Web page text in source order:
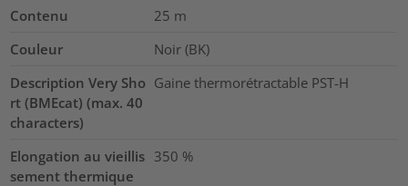
Contenu 25 m
Couleur
Noir (BK)
Description Very Sho
rt (BMEcat) (max. 40
characters)
Gaine thermorétractable PST-H
Elongation au vieillis
sement thermique
350 %